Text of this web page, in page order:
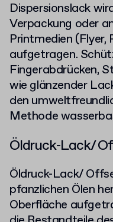
Dispersionslack
Verpackung oder
Printmedien
aufgetragen.
Fingerabdrücken,
wie glänzender
den
Methode
Öldruck-Lack/
Öldruck-Lack/
pfanzlichen Ölen
Oberfläche